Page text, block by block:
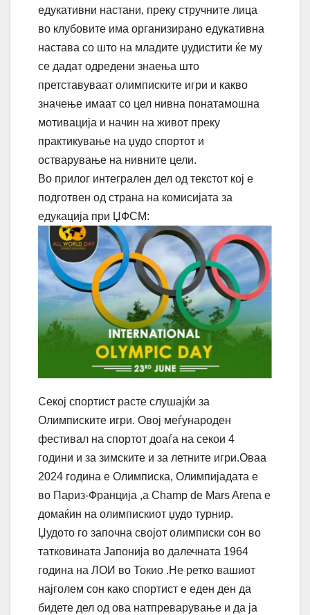
едукативни настани, преку стручните лица
во клубовите има организирано едукативна
настава со што на младите џудистити ќе му
се дадат одредени знаења што
претставуваат олимписките игри и какво
значење имаат со цел нивна понатамошна
мотивација и начин на живот преку
практикување на џудо спортот и
остварување на нивните цели.
Во прилог интегрален дел од текстот кој е
подготвен од страна на комисијата за
едукација при ЏФСМ:
Секој спортист расте слушајќи за
Олимписките игри. Овој меѓународен
фестивал на спортот доаѓа на секои 4
години и за зимските и за летните игри.Оваа
2024 година е Олимписка, Олимпијадата е
во Париз-Франција ,а Champ de Mars Arena е
домаќин на олимпискиот џудо турнир.
Џудото го започна својот олимписки сон во
татковината Јапонија во далечната 1964
година на ЛОИ во Токио .Не ретко вашиот
најголем сон како спортист е еден ден да
бидете дел од ова натпреварување и да ја